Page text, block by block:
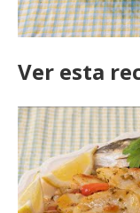
Ver esta